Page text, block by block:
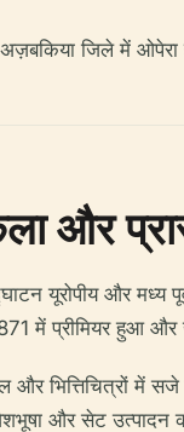
अज़बकिया जिले में
और
यूरोपीय और मध्य
में प्रीमियर हुआ
भित्तिचित्रों में
और सेट उत्पादन